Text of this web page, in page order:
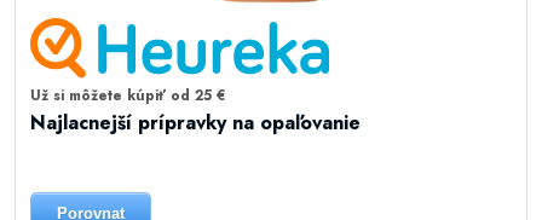
Už si môžete kúpiť od 25 €
Najlacnejší prípravky na opaľovanie
Porovnat